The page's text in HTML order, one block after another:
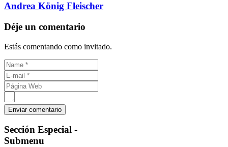
Andrea König Fleischer
Déje un comentario
Estás comentando como invitado.
Sección Especial -
Submenu